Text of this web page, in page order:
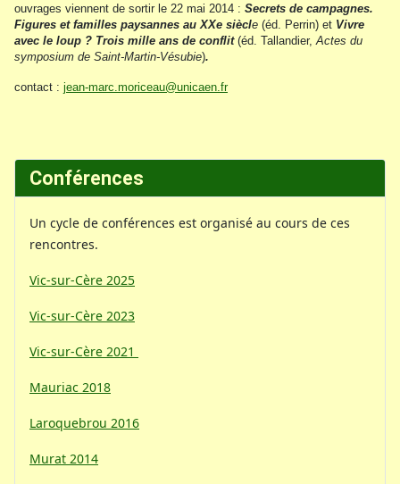
ouvrages viennent de sortir le 22 mai 2014 : Secrets de campagnes.
Figures et familles paysannes au XXe siècle (éd. Perrin) et Vivre
avec le loup ? Trois mille ans de conflit(éd. Tallandier, Actes du
symposium de Saint-Martin-Vésubie).
contact : jean-marc.moriceau@unicaen.fr
Conférences
Un cycle de conférences est organisé au cours de ces
rencontres.
Vic-sur-Cère 2025
Vic-sur-Cère 2023
Vic-sur-Cère 2021
Mauriac 2018
Laroquebrou 2016
Murat 2014